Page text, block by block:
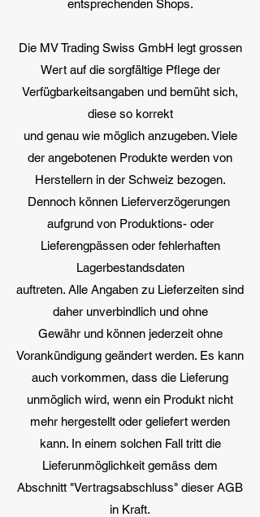
entsprechenden Shops.
Die MV Trading Swiss GmbH legt grossen
Wert auf die sorgfältige Pflege der
Verfügbarkeitsangaben und bemüht sich,
diese so korrekt
und genau wie möglich anzugeben. Viele
der angebotenen Produkte werden von
Herstellern in der Schweiz bezogen.
Dennoch können Lieferverzögerungen
aufgrund von Produktions- oder
Lieferengpässen oder fehlerhaften
Lagerbestandsdaten
auftreten. Alle Angaben zu Lieferzeiten sind
daher unverbindlich und ohne
Gewähr und können jederzeit ohne
Vorankündigung geändert werden. Es kann
auch vorkommen, dass die Lieferung
unmöglich wird, wenn ein Produkt nicht
mehr hergestellt oder geliefert werden
kann. In einem solchen Fall tritt die
Lieferunmöglichkeit gemäss dem
Abschnitt "Vertragsabschluss" dieser AGB
in Kraft.